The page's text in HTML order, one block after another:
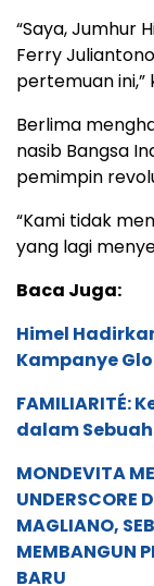
“Saya, Jumhur
Ferry
pertemuan ini,”
Berlima
nasib Bangsa
pemimpin
“Kami tidak
yang lagi
Baca Juga:
Himel
Kampanye
FAMILIARITÉ:
dalam
MONDEVITA
UNDERSCORE
MAGLIANO,
MEMBANGUN
BARU